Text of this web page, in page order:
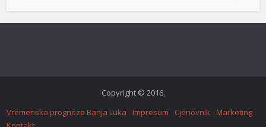
Copyright © 2016.
Vremenska prognoza Banja Luka
Impresum Cjenovnik
Marketing